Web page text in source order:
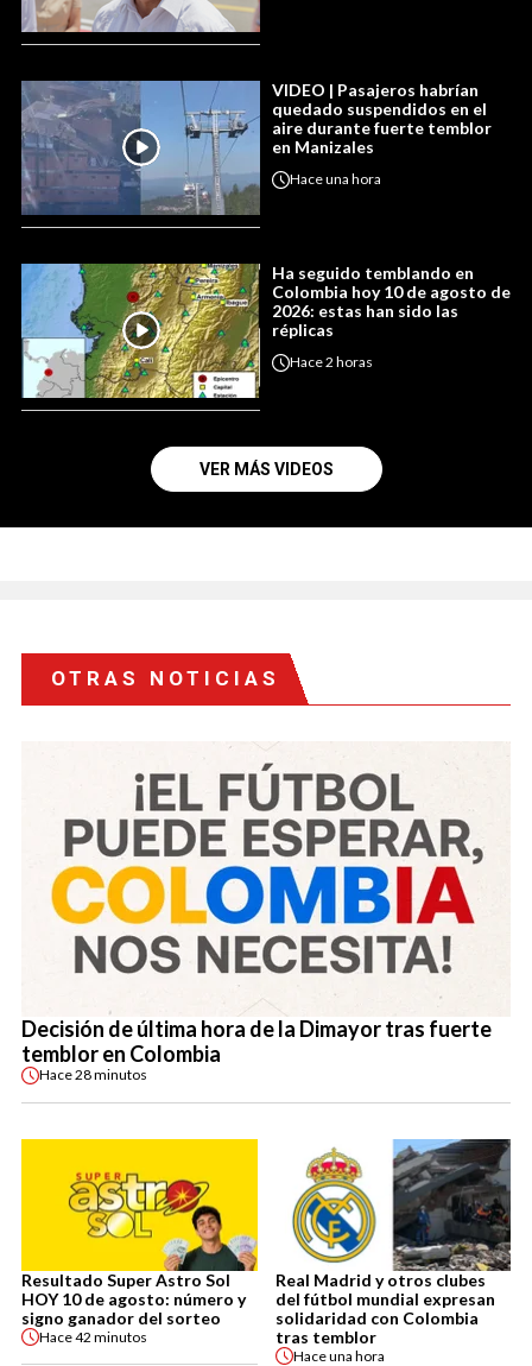
VIDEO | Pasajeros habrían
quedado suspendidos en el
aire durante fuerte temblor
en Manizales
Haceuna hora
Ha seguido temblando en
Colombia hoy 10 de agosto de
2026: estas han sido las
réplicas
Hace2 horas
VER MÁS VIDEOS
OTRAS NOTICIAS
Decisión de última hora de la Dimayor tras fuerte
temblor en Colombia
Hace28 minutos
Resultado Super Astro Sol
HOY 10 de agosto: número y
signo ganador del sorteo
Hace42 minutos
Real Madrid y otros clubes
del fútbol mundial expresan
solidaridad con Colombia
tras temblor
Haceuna hora